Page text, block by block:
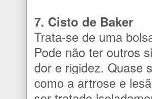
7. Cisto de Baker
Trata-se de uma
Pode não ter outros
dor e rigidez. Quase
como a artrose e